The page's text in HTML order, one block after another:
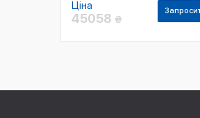
Ціна
45058 ₴